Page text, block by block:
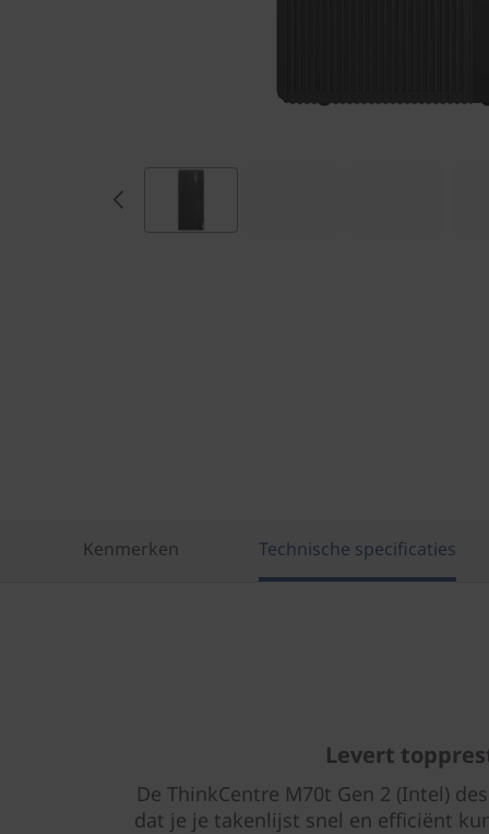
Kenmerken Technische specificaties
Levert
De ThinkCentre M70t Gen 2 (Intel)
dat je je takenlijst snel en efficiënt